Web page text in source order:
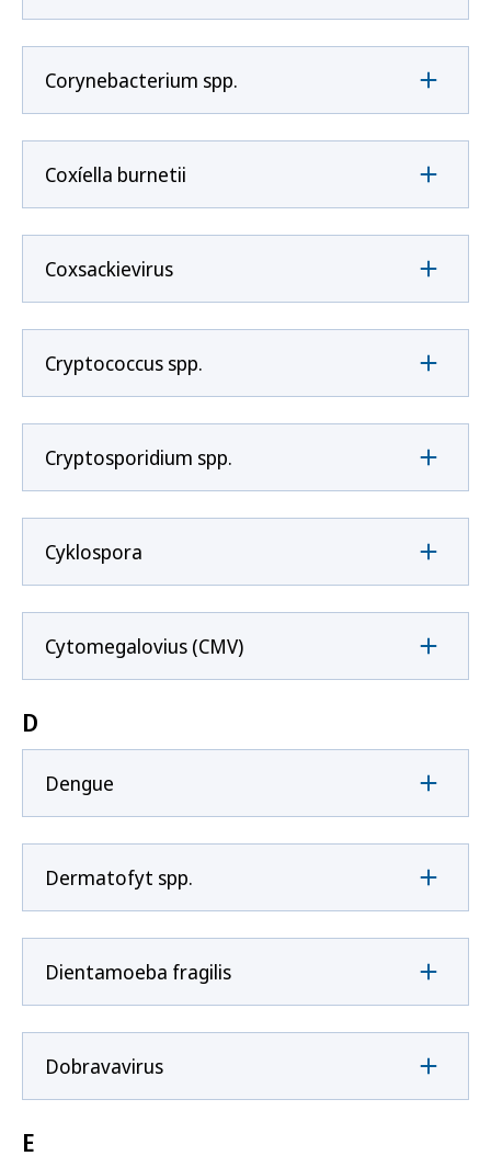
Corynebacterium spp.
Coxíella burnetii
Coxsackievirus
Cryptococcus spp.
Cryptosporidium spp.
Cyklospora
Cytomegalovius (CMV)
D
Dengue
Dermatofyt spp.
Dientamoeba fragilis
Dobravavirus
E